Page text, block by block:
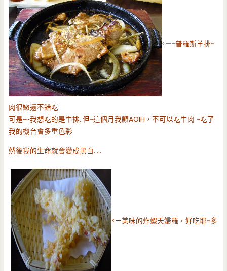
<—-普羅斯羊排~
肉很嫩還不錯吃
可是~~我想吃的是牛排..但~這個月我顧AOIH，不可以吃牛肉 ~吃了
我的機台會多重色彩
然後我的生命就會變成黑白…..
<—美味的炸蝦天婦羅，好吃耶~多